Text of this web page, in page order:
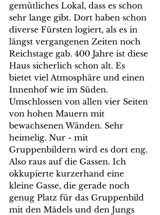
gemütliches Lokal, dass es schon
sehr lange gibt. Dort haben schon
diverse Fürsten logiert, als es in
längst vergangenen Zeiten noch
Reichstage gab. 400 Jahre ist diese
Haus sicherlich schon alt. Es
bietet viel Atmosphäre und einen
Innenhof wie im Süden.
Umschlossen von allen vier Seiten
von hohen Mauern mit
bewachsenen Wänden. Sehr
heimelig. Nur - mit
Gruppenbildern wird es dort eng.
Also raus auf die Gassen. Ich
okkupierte kurzerhand eine
kleine Gasse, die gerade noch
genug Platz für das Gruppenbild
mit den Mädels und den Jungs